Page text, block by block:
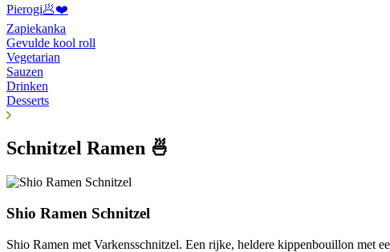
Pierogi🥟❤️
Zapiekanka
Gevulde kool roll
Vegetarian
Sauzen
Drinken
Desserts
Schnitzel Ramen 🍜
Shio Ramen Schnitzel
Shio Ramen met Varkensschnitzel. Een rijke, heldere kippenbouillon met